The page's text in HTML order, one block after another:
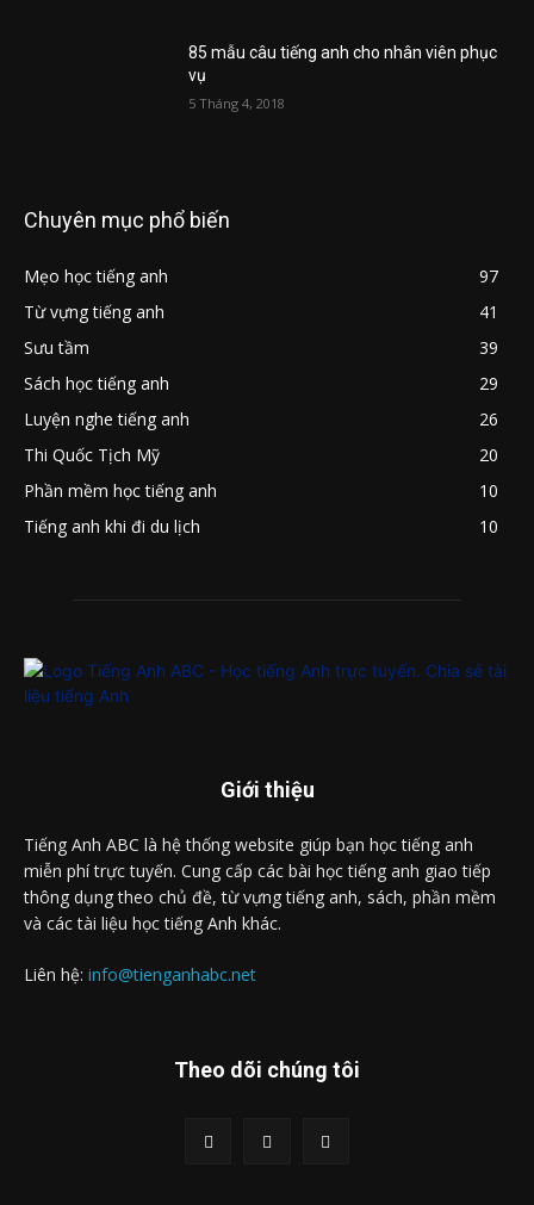
85 mẫu câu tiếng anh cho nhân viên phục
vụ
5 Tháng 4, 2018
Chuyên mục phổ biến
Mẹo học tiếng anh
97
Từ vựng tiếng anh
41
Sưu tầm
39
Sách học tiếng anh
29
Luyện nghe tiếng anh
26
Thi Quốc Tịch Mỹ
20
Phần mềm học tiếng anh
10
Tiếng anh khi đi du lịch
10
Giới thiệu
Tiếng Anh ABC là hệ thống website giúp bạn học tiếng anh
miễn phí trực tuyến. Cung cấp các bài học tiếng anh giao tiếp
thông dụng theo chủ đề, từ vựng tiếng anh, sách, phần mềm
và các tài liệu học tiếng Anh khác.
Liên hệ: info@tienganhabc.net
Theo dõi chúng tôi